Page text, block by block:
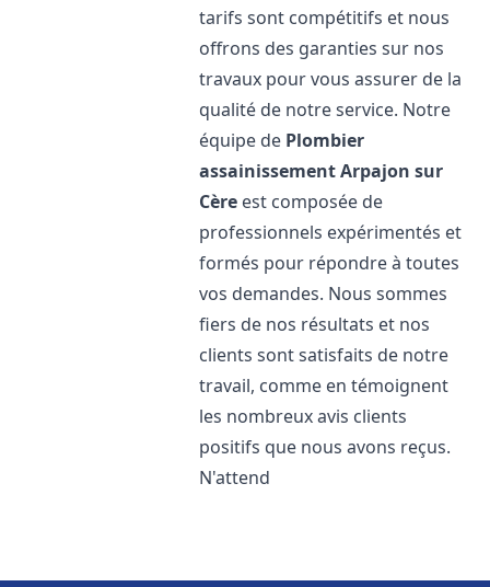
tarifs sont compétitifs et nous
offrons des garanties sur nos
travaux pour vous assurer de la
qualité de notre service. Notre
équipe de Plombier
assainissementArpajon sur
Cère est composée de
professionnels expérimentés et
formés pour répondre à toutes
vos demandes. Nous sommes
fiers de nos résultats et nos
clients sont satisfaits de notre
travail, comme en témoignent
les nombreux avis clients
positifs que nous avons reçus.
N'attend